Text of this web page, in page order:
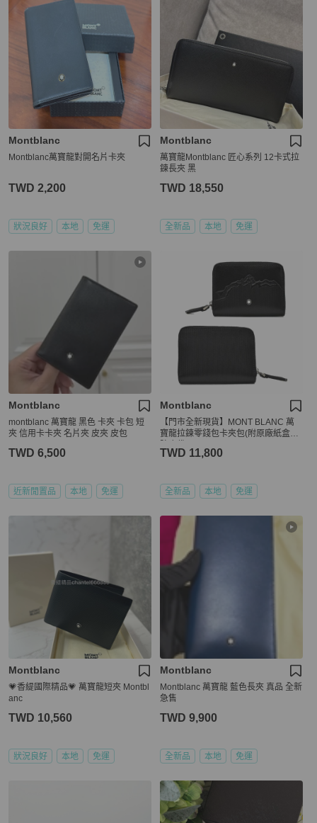
Montblanc
Montblanc萬寶龍對開名片卡夾
TWD 2,200
狀況良好 本地 免運
Montblanc
萬寶龍Montblanc 匠心系列 12卡式拉
鍊長夾 黑
TWD 18,550
全新品 本地 免運
Montblanc
montblanc 萬寶龍 黑色 卡夾 卡包 短
夾 信用卡卡夾 名片夾 皮夾 皮包
TWD 6,500
近新閒置品 本地 免運
Montblanc
【門市全新現貨】MONT BLANC 萬
寶龍拉鍊零錢包卡夾包(附原廠紙盒、
TWD 11,800
全新品 本地 免運
Montblanc
💗香緹國際精品💗 萬寶龍短夾 Montbl
anc
TWD 10,560
狀況良好 本地 免運
Montblanc
Montblanc 萬寶龍 藍色長夾 真品 全新
急售
TWD 9,900
全新品 本地 免運